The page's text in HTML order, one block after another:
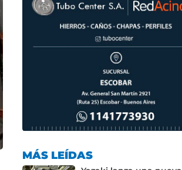
MÁS LEÍDAS